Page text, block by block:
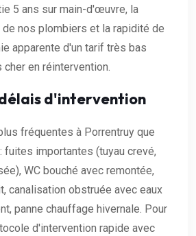
5 ans sur main-d'œuvre, la
nos plombiers et la rapidité de
apparente d'un tarif très bas
en réintervention.
d'intervention
fréquentes à Porrentruy que
fuites importantes (tuyau crevé,
WC bouché avec remontée,
canalisation obstruée avec eaux
panne chauffage hivernale. Pour
d'intervention rapide avec